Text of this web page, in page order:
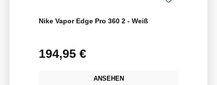
Nike Vapor Edge Pro 360 2 - Weiß
Regulärer Preis:
194,95 €
ANSEHEN